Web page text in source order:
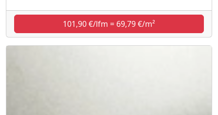
101,90 €/lfm = 69,79 €/m²